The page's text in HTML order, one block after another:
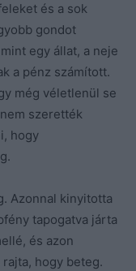
és a sok
gondot
egy állat, a neje
a pénz számított.
még véletlenül se
szerették
hogy
Azonnal kinyitotta
tapogatva járta
és azon
hogy beteg.